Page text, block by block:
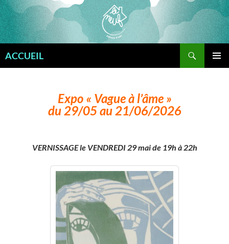
Aller
au
contenu
ACCUEIL
Expo « Vague à l’âme »
du 29/05 au 21/06/2026
VERNISSAGE le VENDREDI 29 mai de 19h à 22h